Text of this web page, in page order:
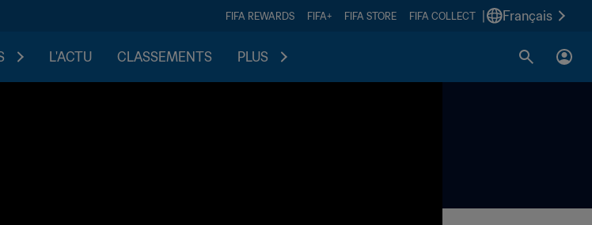
FIFA REWARDS FIFA+ FIFA STORE FIFA COLLECT Français
L'ACTU CLASSEMENTS PLUS